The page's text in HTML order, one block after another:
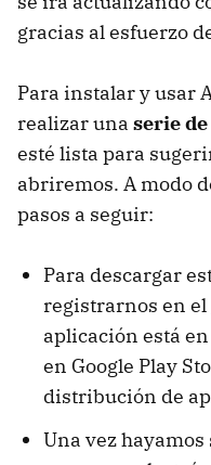
gracias al esfuerzo
Para instalar y usar
realizar una serie de
esté lista para
abriremos. A modo
pasos a seguir:
Para descargar
registrarnos en el
aplicación está
en Google Play
distribución de
Una vez